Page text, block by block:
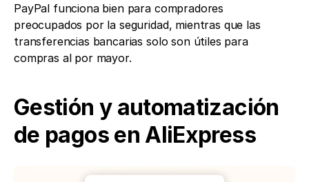
PayPal funciona bien para compradores
preocupados por la seguridad, mientras que las
transferencias bancarias solo son útiles para
compras al por mayor.
Gestión y automatización
de pagos en AliExpress